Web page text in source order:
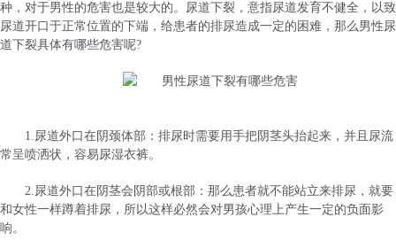
种，对于男性的危害也是较大的。尿道下裂，意指尿道发育不健全，以致
尿道开口于正常位置的下端，给患者的排尿造成一定的困难，那么男性尿
道下裂具体有哪些危害呢?
1.尿道外口在阴颈体部：排尿时需要用手把阴茎头抬起来，并且尿流
常呈喷洒状，容易尿湿衣裤。
2.尿道外口在阴茎会阴部或根部：那么患者就不能站立来排尿，就要
和女性一样蹲着排尿，所以这样必然会对男孩心理上产生一定的负面影
响。